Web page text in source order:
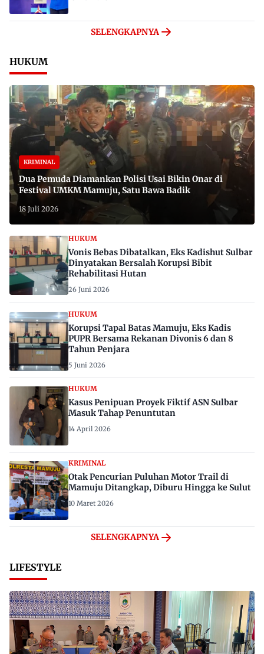
SELENGKAPNYA
HUKUM
KRIMINAL
Dua Pemuda Diamankan Polisi Usai Bikin Onar di
Festival UMKM Mamuju, Satu Bawa Badik
18 Juli 2026
HUKUM
Vonis Bebas Dibatalkan, Eks Kadishut Sulbar
Dinyatakan Bersalah Korupsi Bibit
Rehabilitasi Hutan
26 Juni 2026
HUKUM
Korupsi Tapal Batas Mamuju, Eks Kadis
PUPR Bersama Rekanan Divonis 6 dan 8
Tahun Penjara
5 Juni 2026
HUKUM
Kasus Penipuan Proyek Fiktif ASN Sulbar
Masuk Tahap Penuntutan
14 April 2026
KRIMINAL
Otak Pencurian Puluhan Motor Trail di
Mamuju Ditangkap, Diburu Hingga ke Sulut
10 Maret 2026
SELENGKAPNYA
LIFESTYLE